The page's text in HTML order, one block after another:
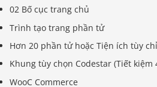
02 Bố cục trang chủ
Trình tạo trang phần tử
Hơn 20 phần tử hoặc Tiện ích tùy
Khung tùy chọn Codestar (Tiết kiệm
WooC Commerce